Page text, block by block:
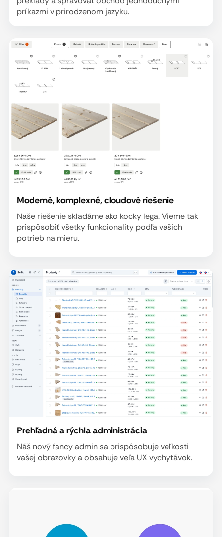
príkazmi v prirodzenom jazyku.
Moderné, komplexné, cloudové riešenie
Naše riešenie skladáme ako kocky lega. Vieme tak
prispôsobiť všetky funkcionality podľa vašich
potrieb na mieru.
Prehľadná a rýchla administrácia
Náš nový fancy admin sa prispôsobuje veľkosti
vašej obrazovky a obsahuje veľa UX vychytávok.